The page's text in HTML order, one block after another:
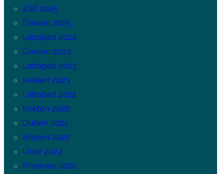
Září 2025
Červen 2025
Listopad 2024
Červen 2024
Listopad 2023
Květen 2023
Listopad 2022
Květen 2022
Duben 2022
Březen 2022
Únor 2022
Prosinec 2021